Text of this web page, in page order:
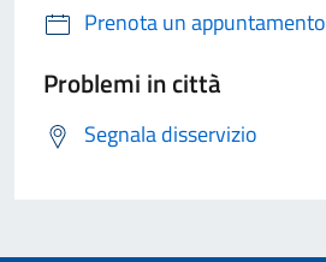
Prenota un appuntamento
Problemi in città
Segnala disservizio